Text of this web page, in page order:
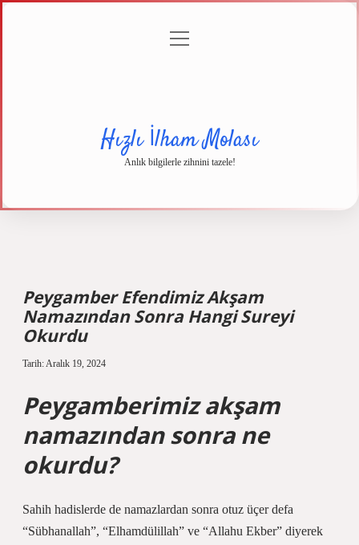
menüyü
Hızlı İlham Molası
Anlık bilgilerle zihnini tazele!
Peygamber Efendimiz Akşam
Namazından Sonra Hangi Sureyi
Okurdu
Tarih: Aralık 19, 2024
Peygamberimiz akşam
namazından sonra ne
okurdu?
Sahih hadislerde de namazlardan sonra otuz üçer defa
“Sübhanallah”, “Elhamdülillah” ve “Allahu Ekber” diyerek